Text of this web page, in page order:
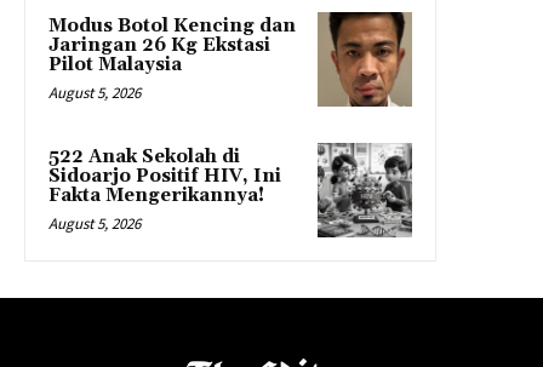
Modus Botol Kencing dan
Jaringan 26 Kg Ekstasi
Pilot Malaysia
August 5, 2026
522 Anak Sekolah di
Sidoarjo Positif HIV, Ini
Fakta Mengerikannya!
August 5, 2026